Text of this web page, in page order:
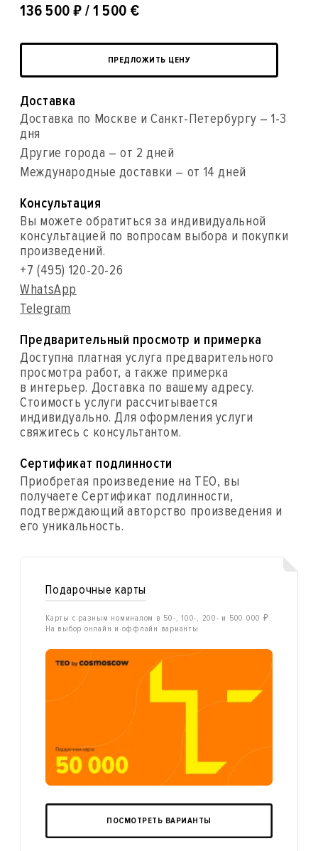
136 500 ₽ / 1 500 €
ПРЕДЛОЖИТЬ ЦЕНУ
Доставка
Доставка по Москве и Санкт-Петербургу – 1-3
дня
Другие города – от 2 дней
Международные доставки – от 14 дней
Консультация
Вы можете обратиться за индивидуальной
консультацией по вопросам выбора и покупки
произведений.
+7 (495) 120-20-26
WhatsApp
Telegram
Предварительный просмотр и примерка
Доступна платная услуга предварительного
просмотра работ, а также примерка
в интерьер. Доставка по вашему адресу.
Стоимость услуги рассчитывается
индивидуально. Для оформления услуги
свяжитесь с консультантом.
Сертификат подлинности
Приобретая произведение на ТЕО, вы
получаете Сертификат подлинности,
подтверждающий авторство произведения и
его уникальность.
Подарочные карты
Карты с разным номиналом в 50-, 100-, 200- и 500 000 ₽.
На выбор онлайн и оффлайн варианты
ПОСМОТРЕТЬ ВАРИАНТЫ